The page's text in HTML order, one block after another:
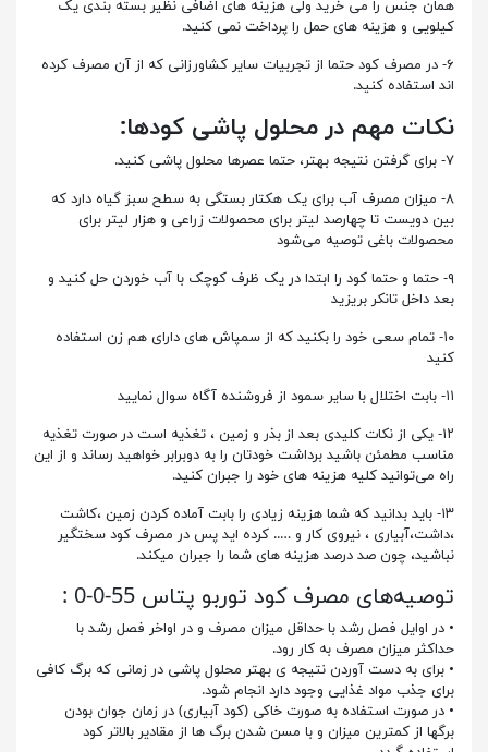
همان جنس را می خرید ولی هزینه های اضافی نظیر بسته بندی یک
کیلویی و هزینه های حمل را پرداخت نمی کنید.
۶- در مصرف کود حتما از تجربیات سایر کشاورزانی که از آن مصرف کرده
اند استفاده کنید.
نکات مهم در محلول پاشیکودها:
۷- برای گرفتن نتیجه بهتر، حتما عصرها محلول پاشی کنید.
۸- میزان مصرف آب برای یک هکتار بستگی به سطح سبز گیاه دارد که
بین دویست تا چهارصد لیتر برای محصولات زراعی و هزار لیتر برای
محصولات باغی توصیه می‌شود
۹- حتما و حتما کود را ابتدا در یک ظرف کوچک با آب خوردن حل کنید و
بعد داخل تانکر بریزید
۱۰- تمام سعی خود را بکنید که از سمپاش های دارای هم زن استفاده
کنید
۱۱- بابت اختلال با سایر سمود از فروشنده آگاه سوال نمایید
۱۲- یکی از نکات کلیدی بعد از بذر و زمین ، تغذیه است در صورت تغذیه
مناسب مطمئن باشید برداشت خودتان را به دوبرابر خواهید رساند و از این
راه می‌توانید کلیه هزینه های خود را جبران کنید.
۱۳- باید بدانید که شما هزینه زیادی را بابت آماده کردن زمین ،کاشت
،داشت،آبیاری ، نیروی کار و ….. کرده اید پس در مصرف کود سختگیر
نباشید، چون صد درصد هزینه های شما را جبران میکند.
توصیه‌های مصرف کود توربو پتاس 55-0-0 :
• در اوایل فصل رشد با حداقل میزان مصرف و در اواخر فصل رشد با
حداکثر میزان مصرف به کار رود.
• برای به دست آوردن نتیجه ی بهتر محلول پاشی در زمانی که برگ کافی
برای جذب مواد غذایی وجود دارد انجام شود.
• در صورت استفاده به صورت خاکی (کود آبیاری) در زمان جوان بودن
برگها از کمترین میزان و با مسن شدن برگ ها از مقادیر بالاتر کود